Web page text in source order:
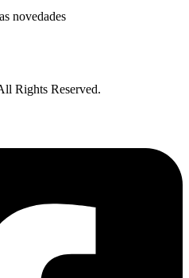
novedades
Rights Reserved.